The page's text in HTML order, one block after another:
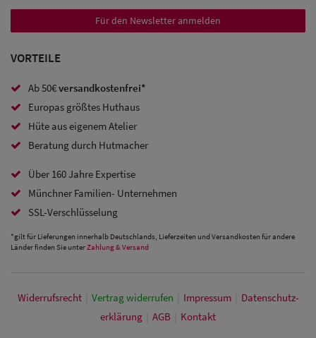
Trucker
Caps
mit
Ohrenschutz
Für den Newsletter anmelden
VORTEILE
Ab 50€versandkostenfrei*
Europas größtes Huthaus
Hüte aus eigenem Atelier
Beratung durch Hutmacher
Über 160 Jahre Expertise
Münchner Familien- Unternehmen
SSL-Verschlüsselung
*gilt für Lieferungen innerhalb Deutschlands, Lieferzeiten und Versandkosten für andere
Länder finden Sie unterZahlung & Versand
Widerrufs­recht Vertrag widerrufen Impressum
Daten­schutz­
erklärung
AGB Kontakt